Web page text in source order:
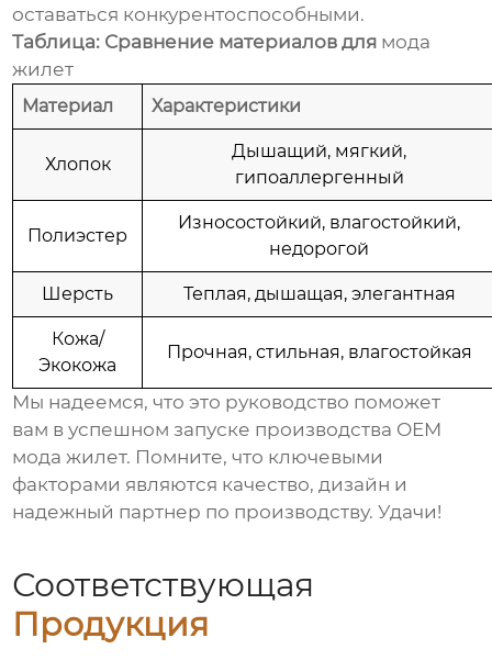
оставаться конкурентоспособными.
Таблица: Сравнение материалов для мода
жилет
Материал Характеристики
Хлопок
Дышащий, мягкий,
гипоаллергенный
Полиэстер
Износостойкий, влагостойкий,
недорогой
Шерсть Теплая, дышащая, элегантная
Кожа/
Экокожа
Прочная, стильная, влагостойкая
Мы надеемся, что это руководство поможет
вам в успешном запуске производства OEM
мода жилет. Помните, что ключевыми
факторами являются качество, дизайн и
надежный партнер по производству. Удачи!
Соответствующая
Продукция